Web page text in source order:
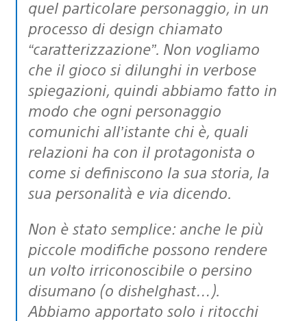
quel particolare personaggio, in un
processo di design chiamato
“caratterizzazione”. Non vogliamo
che il gioco si dilunghi in verbose
spiegazioni, quindi abbiamo fatto in
modo che ogni personaggio
comunichi all’istante chi è, quali
relazioni ha con il protagonista o
come si definiscono la sua storia, la
sua personalità e via dicendo.
Non è stato semplice: anche le più
piccole modifiche possono rendere
un volto irriconoscibile o persino
disumano (o dishelghast…).
Abbiamo apportato solo i ritocchi